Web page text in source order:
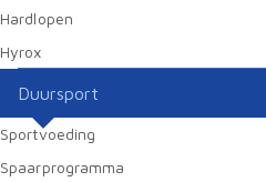
Hardlopen
Hyrox
Duursport
Sportvoeding
Spaarprogramma